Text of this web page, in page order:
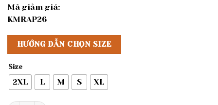
Mã giảm giá:
KMRAP26
HƯỚNG DẪN CHỌN SIZE
Size
2XL L M S XL